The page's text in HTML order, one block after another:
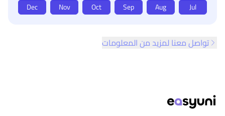
Jul
Aug
Sep
Oct
Nov
Dec
تواصل معنا لمزيد من المعلومات